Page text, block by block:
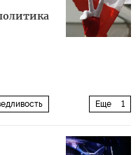
Еще 1